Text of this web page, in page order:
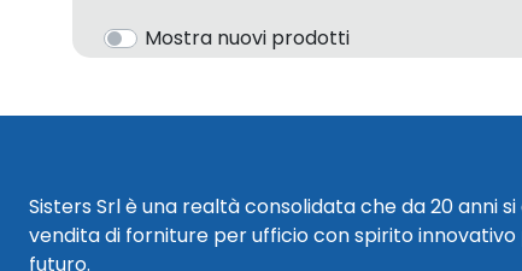
Mostra nuovi prodotti
Sisters Srl è una realtà consolidata che da 20 anni
vendita di forniture per ufficio con spirito
futuro.